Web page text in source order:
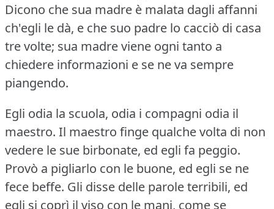
Dicono che sua madre è malata dagli affanni
ch'egli le dà, e che suo padre lo cacciò di casa
tre volte; sua madre viene ogni tanto a
chiedere informazioni e se ne va sempre
piangendo.
Egli odia la scuola, odia i compagni odia il
maestro. Il maestro finge qualche volta di non
vedere le sue birbonate, ed egli fa peggio.
Provò a pigliarlo con le buone, ed egli se ne
fece beffe. Gli disse delle parole terribili, ed
egli si coprì il viso con le mani, come se